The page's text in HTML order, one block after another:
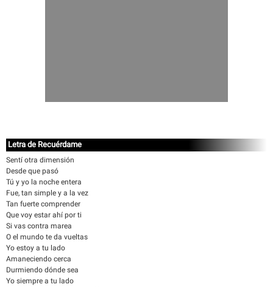
Letra de Recuérdame
Sentí otra dimensión
Desde que pasó
Tú y yo la noche entera
Fue, tan simple y a la vez
Tan fuerte comprender
Que voy estar ahí por ti
Si vas contra marea
O el mundo te da vueltas
Yo estoy a tu lado
Amaneciendo cerca
Durmiendo dónde sea
Yo siempre a tu lado